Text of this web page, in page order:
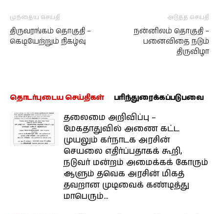
முந்தைய செய்தி
திருவரங்கம் தொகுதி –
கெடியேற்றும் நிகழ்வு
அடுத்த செய்தி
நன்னிலம் தொகுதி –
பனைவிதை நடும்
திருவிழா
தொடர்புடைய செய்திகள் பரிந்துரைக்கப்படுபவை
தலைமை அறிவிப்பு –
மேகதாதுவில் அணை கட்ட
முயலும் கர்நாடக அரசின்
செயலை எதிர்ப்பதாகக் கூறி,
நடுவர் மன்றம் அமைக்கக் கோரும்
ஆளும் தவெக அரசின் மிகத்
தவறான முடிவைக் கண்டித்து
மாபெரும்...